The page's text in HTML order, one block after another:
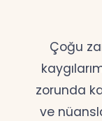
Çoğu
zorunda
ve